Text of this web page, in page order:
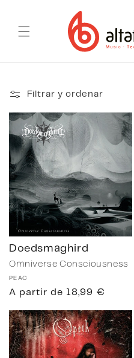
al contenido
Filtrar y ordenar
Doedsmaghird
Omniverse Consciousness
Proveedor:
PEAC
Precio
A partir de 18,99 €